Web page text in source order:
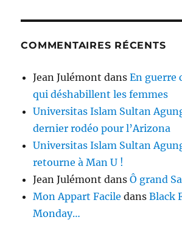
COMMENTAIRES RÉCENTS
Jean Julémont dansEn guerre
qui déshabillent les femmes
Universitas Islam Sultan
dernier rodéo pour l’Arizona
Universitas Islam Sultan
retourne à Man U !
Jean Julémont dansÔ grand
Mon Appart Facile dansBlack
Monday…